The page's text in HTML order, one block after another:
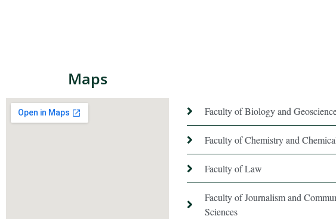
Maps
Faculty of Biology and
Faculty of Chemistry and
Faculty of Law
Faculty of Journalism and
Sciences